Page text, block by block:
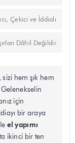
Çekici ve İddialı
Dâhil Değildir
sizi hem şık hem
için
bir araya
el yapımı
ikinci bir ten